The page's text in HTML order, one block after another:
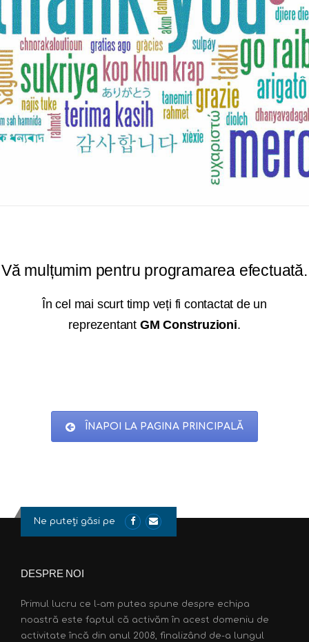
Vă mulțumim pentru programarea efectuată.
În cel mai scurt timp veți fi contactat de un
reprezentant GM Construzioni.
ÎNAPOI LA PAGINA PRINCIPALĂ
Ne puteți găsi pe
DESPRE NOI
Primul lucru ce l-am putea spune despre echipa
noastră este faptul că activăm în acest domeniu de
activitate încă din anul 2008, finalizând de-a lungul